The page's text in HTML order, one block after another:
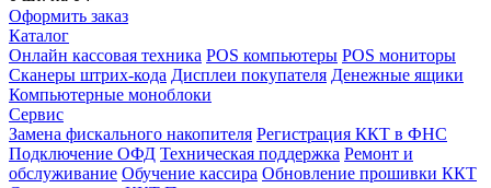
Оформить заказ
Каталог
Онлайн кассовая техника POS компьютеры POS мониторы
Сканеры штрих-кода Дисплеи покупателя Денежные ящики
Компьютерные моноблоки
Сервис
Замена фискального накопителя Регистрация ККТ в ФНС
Подключение ОФД Техническая поддержка Ремонт и
обслуживание Обучение кассира Обновление прошивки ККТ